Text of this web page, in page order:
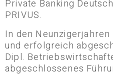
Private Banking
PRIVUS.
In den
und erfolgreich
Dipl.
abgeschlossenes